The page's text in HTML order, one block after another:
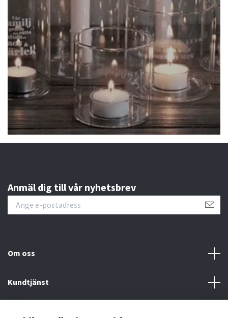
Anmäl dig till vår nyhetsbrev
Om oss
Kundtjänst